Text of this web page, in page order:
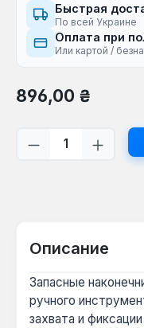
Быстрая
По всей Украине
Оплата при
Или картой /
Обычная цена:
896,00 ₴
Количество
Описание
Запасные
ручного
захвата и